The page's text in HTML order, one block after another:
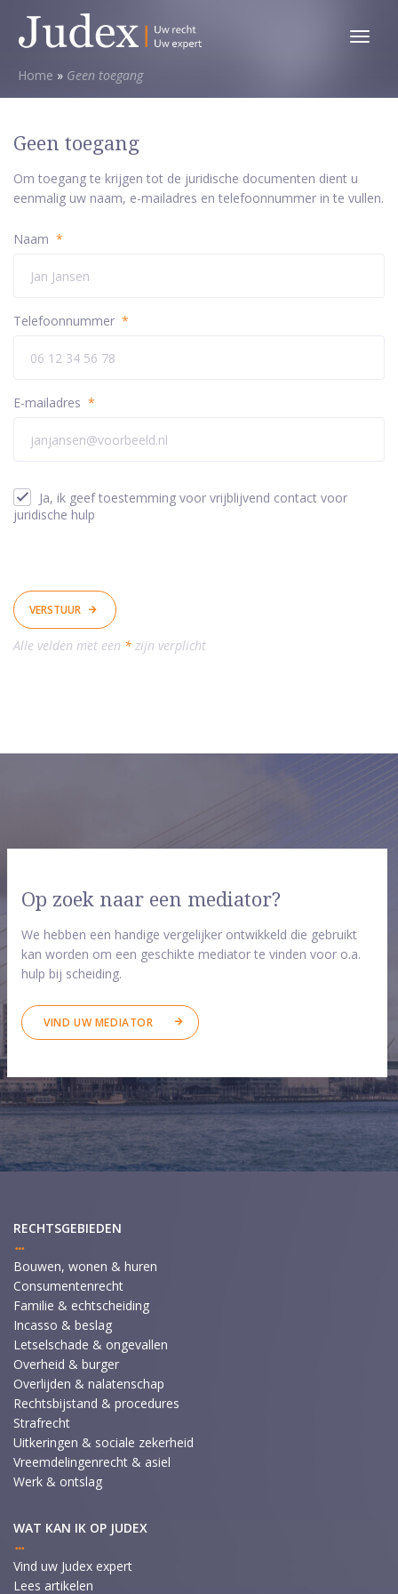
Toggle
Home » Geen toegang
Geen toegang
Om toegang te krijgen tot de juridische documenten dient u
eenmalig uw naam, e-mailadres en telefoonnummer in te vullen.
Naam *
Telefoonnummer *
E-mailadres *
Ja, ik geef toestemming voor vrijblijvend contact voor
juridische hulp
VERSTUUR
Alle velden met een * zijn verplicht
Op zoek naar een mediator?
We hebben een handige vergelijker ontwikkeld die gebruikt
kan worden om een geschikte mediator te vinden voor o.a.
hulp bij scheiding.
VIND UW MEDIATOR
RECHTSGEBIEDEN
Bouwen, wonen & huren
Consumentenrecht
Familie & echtscheiding
Incasso & beslag
Letselschade & ongevallen
Overheid & burger
Overlijden & nalatenschap
Rechtsbijstand & procedures
Strafrecht
Uitkeringen & sociale zekerheid
Vreemdelingenrecht & asiel
Werk & ontslag
WAT KAN IK OP JUDEX
Vind uw Judex expert
Lees artikelen